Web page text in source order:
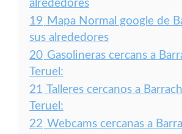
alrededores
19 Mapa Normal google de
sus alrededores
20 Gasolineras cercans a
Teruel:
21 Talleres cercanos a
Teruel:
22 Webcams cercanas a